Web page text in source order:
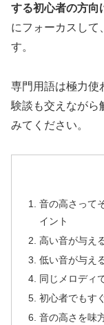
する初心者の方向
にフォーカスして
す。
専門用語は極力使
験談も交えながら
みてください。
音の高さって
イント
高い音が与え
低い音が与え
同じメロディ
初心者でもす
音の高さを味